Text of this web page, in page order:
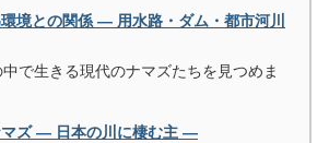
境との関係 ― 用水路・ダム・都市河川
で生きる現代のナマズたちを見つめま
ズ ― 日本の川に棲む主 ―